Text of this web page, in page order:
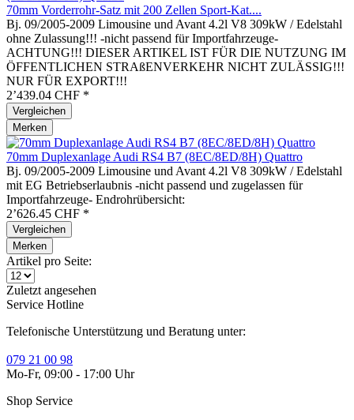
70mm Vorderrohr-Satz mit 200 Zellen Sport-Kat....
Bj. 09/2005-2009 Limousine und Avant 4.2l V8 309kW / Edelstahl
ohne Zulassung!!! -nicht passend für Importfahrzeuge-
ACHTUNG!!! DIESER ARTIKEL IST FÜR DIE NUTZUNG IM
ÖFFENTLICHEN STRAßENVERKEHR NICHT ZULÄSSIG!!!
NUR FÜR EXPORT!!!
2’439.04 CHF *
Vergleichen
Merken
70mm Duplexanlage Audi RS4 B7 (8EC/8ED/8H) Quattro
Bj. 09/2005-2009 Limousine und Avant 4.2l V8 309kW / Edelstahl
mit EG Betriebserlaubnis -nicht passend und zugelassen für
Importfahrzeuge- Endrohrübersicht:
2’626.45 CHF *
Vergleichen
Merken
Artikel pro Seite:
Zuletzt angesehen
Service Hotline
Telefonische Unterstützung und Beratung unter:
079 21 00 98
Mo-Fr, 09:00 - 17:00 Uhr
Shop Service